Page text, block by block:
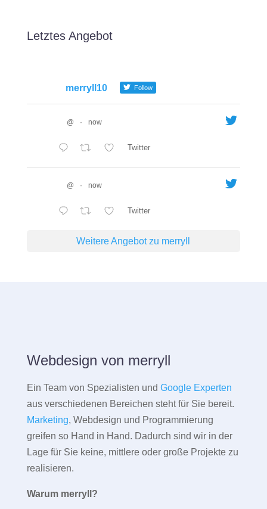
Letztes Angebot
merryll10 Follow
@ · now
Twitter
@ · now
Twitter
Weitere Angebot zu merryll
Webdesign von merryll
Ein Team von Spezialisten und Google Experten
aus verschiedenen Bereichen steht für Sie bereit.
Marketing, Webdesign und Programmierung
greifen so Hand in Hand. Dadurch sind wir in der
Lage für Sie keine, mittlere oder große Projekte zu
realisieren.
Warum merryll?